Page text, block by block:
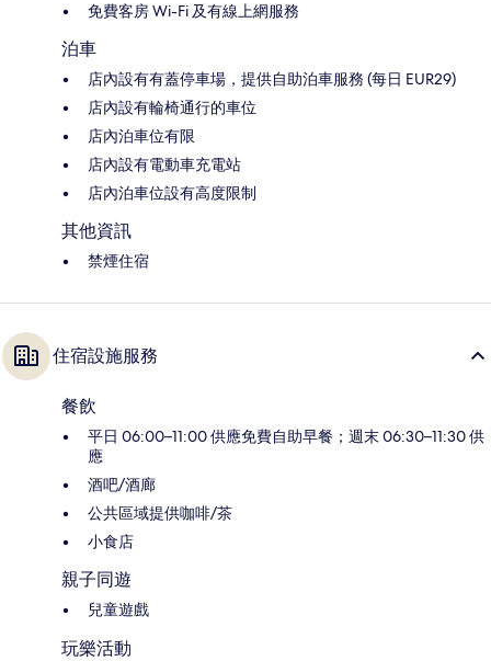
免費客房 Wi-Fi 及有線上網服務
泊車
店內設有有蓋停車場，提供自助泊車服務 (每日 EUR29)
店內設有輪椅通行的車位
店內泊車位有限
店內設有電動車充電站
店內泊車位設有高度限制
其他資訊
禁煙住宿
住宿設施服務
餐飲
平日 06:00–11:00 供應免費自助早餐；週末 06:30–11:30 供
應
酒吧/酒廊
公共區域提供咖啡/茶
小食店
親子同遊
兒童遊戲
玩樂活動